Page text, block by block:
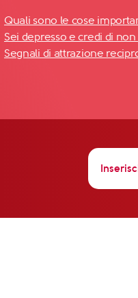
Quali sono le cose
Sei depresso e credi di
Segnali di attrazione